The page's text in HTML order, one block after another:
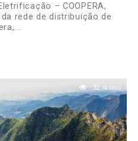
– COOPERA,
rede de distribuição de
32.4 mil